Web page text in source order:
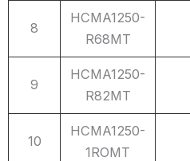
8
HCMA1250-
R68MT
9
HCMA1250-
R82MT
10
HCMA1250-
1ROMT